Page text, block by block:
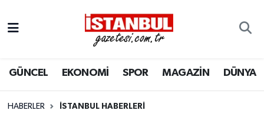
GÜNCEL EKONOMİ SPOR MAGAZİN DÜNYA
HABERLER İSTANBUL HABERLERI
EKONOMİ
İSTANBUL
Nöbetçi Eczaneler
Hava Durumu
Trafik Durumu